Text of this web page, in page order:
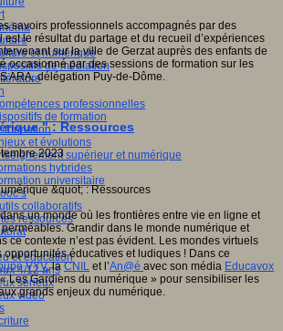
et numérique
de médiation
professionnelles
de formation
formation
et évolutions
supérieur et numérique
hybrides
universitaire
collaboratifs
ressources
et éducation
4/12 ans
sérieux
vidéo
savoirs professionnels accompagnés par des
est le résultat du partage et du recueil d’expériences
sur la ville de Gerzat auprès des enfants de
occasionné par des sessions de formation sur les
ARA, délégation Puy-de-Dôme.
" : Ressources
2023
un monde où les frontières entre vie en ligne et
Grandir dans le monde numérique et
ce contexte n’est pas évident. Les mondes virtuels
éducatives et ludiques ! Dans ce
VYV, laCNIL et l’An@é avec son média Educavox
Les Gardiens du numérique » pour sensibiliser les
grands enjeux du numérique.